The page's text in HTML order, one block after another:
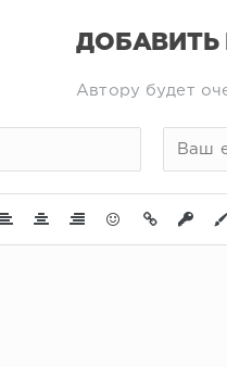
ДОБАВИТЬ
Автору будет